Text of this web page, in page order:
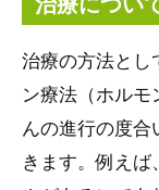
治療の方法とし
ン療法（ホル
んの進行の度合
きます。例え